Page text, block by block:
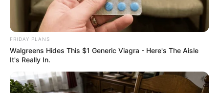
Everybody Wanted To Date Her In The 80s & This
BUZZDAY
FRIDAY PLANS
Walgreens Hides This $1 Generic Viagra - Here's The Aisle
It's Really In.